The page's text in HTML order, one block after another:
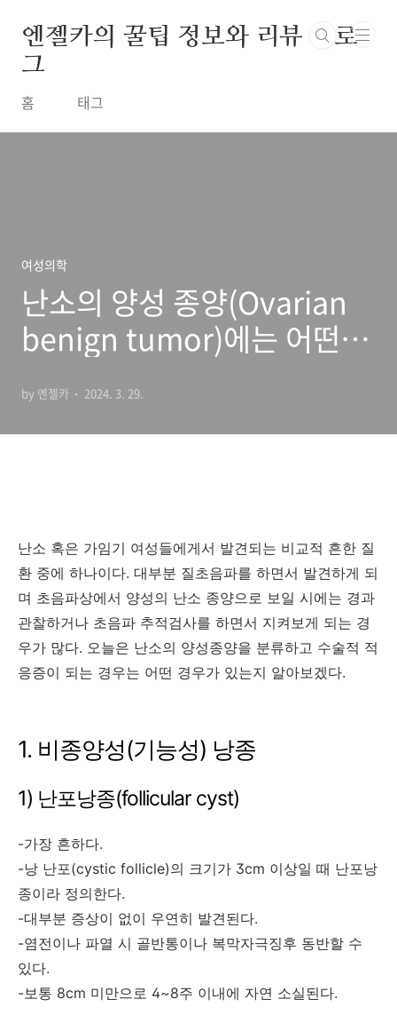
엔젤카의 꿀팁 정보와 리뷰 블로
그
홈 태그
여성의학
난소의 양성 종양(Ovarian
benign tumor)에는 어떤 것
by 엔젤카 2024. 3. 29.
난소 혹은 가임기 여성들에게서 발견되는 비교적 흔한 질
환 중에 하나이다. 대부분 질초음파를 하면서 발견하게 되
며 초음파상에서 양성의 난소 종양으로 보일 시에는 경과
관찰하거나 초음파 추적검사를 하면서 지켜보게 되는 경
우가 많다. 오늘은 난소의 양성종양을 분류하고 수술적 적
응증이 되는 경우는 어떤 경우가 있는지 알아보겠다.
1. 비종양성(기능성) 낭종
1) 난포낭종(follicular cyst)
-가장 흔하다.
-낭 난포(cystic follicle)의 크기가 3cm 이상일 때 난포낭
종이라 정의한다.
-대부분 증상이 없이 우연히 발견된다.
-염전이나 파열 시 골반통이나 복막자극징후 동반할 수
있다.
-보통 8cm 미만으로 4~8주 이내에 자연 소실된다.